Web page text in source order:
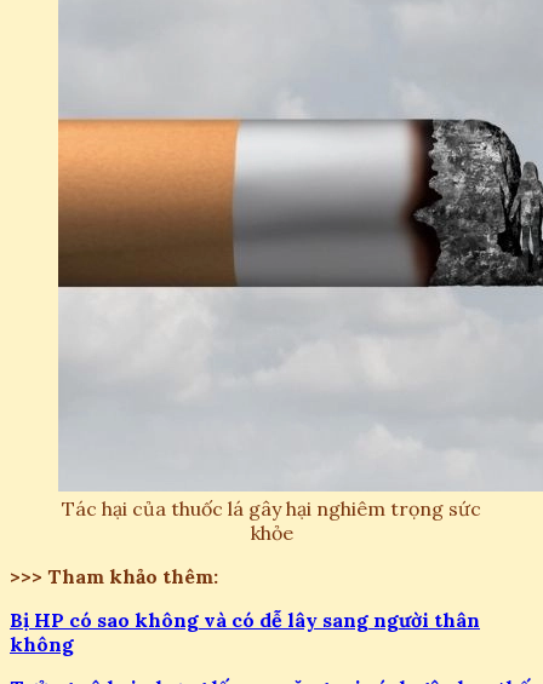
Tác hại của thuốc lá gây hại nghiêm trọng sức
khỏe
>>> Tham khảo thêm:
Bị HP có sao không và có dễ lây sang người thân
không